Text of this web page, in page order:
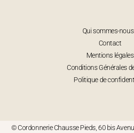
Qui sommes-nous
Contact
Mentions légales
Conditions Générales
Politique de
© Cordonnerie Chausse Pieds, 60 bis